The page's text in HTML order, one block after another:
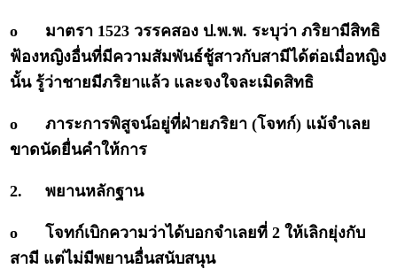
o
มาตรา 1523 วรรคสอง ป.พ.พ. ระบุว่า ภริยามีสิทธิ
ฟ้องหญิงอื่นที่มีความสัมพันธ์ชู้สาวกับสามีได้ต่อเมื่อหญิง
นั้น รู้ว่าชายมีภริยาแล้ว และจงใจละเมิดสิทธิ
o
ภาระการพิสูจน์อยู่ที่ฝ่ายภริยา (โจทก์) แม้จำเลย
ขาดนัดยื่นคำให้การ
2. พยานหลักฐาน
o
โจทก์เบิกความว่าได้บอกจำเลยที่ 2 ให้เลิกยุ่งกับ
สามี แต่ไม่มีพยานอื่นสนับสนุน